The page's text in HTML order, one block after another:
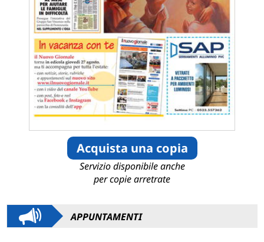
Acquista una copia
Servizio disponibile anche
per copie arretrate
APPUNTAMENTI